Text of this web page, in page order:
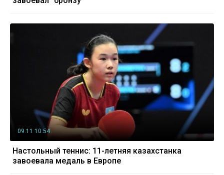
09.11 10:54
Настольный теннис: 11-летняя казахстанка
завоевала медаль в Европе